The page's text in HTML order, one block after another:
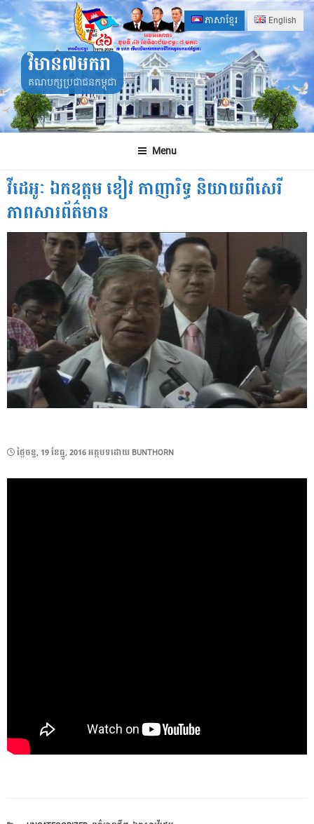
Skip
to
content
ភាសាខ្មែរ English
វិមាន៧មករា
គណបក្សប្រជាជនកម្ពុជា
Menu
វីដេអូៈ ឯកឧត្តម ខៀវ កាញារិទ្ធ និយាយពីសេរី
ភាពសារព័ត៌មាន
POSTED
ថ្ងៃ​ចន្ទ, 19 ខែ​ធ្នូ, 2016អត្ថបទដោយ BUNTHORN